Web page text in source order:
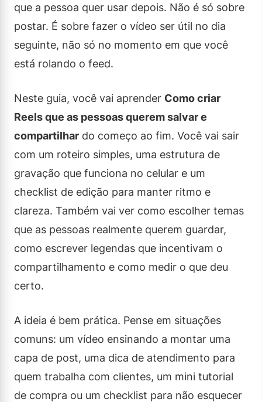
que a pessoa quer usar depois. Não é só sobre
postar. É sobre fazer o vídeo ser útil no dia
seguinte, não só no momento em que você
está rolando o feed.
Neste guia, você vai aprender Como criar
Reels que as pessoas querem salvar e
compartilhar do começo ao fim. Você vai sair
com um roteiro simples, uma estrutura de
gravação que funciona no celular e um
checklist de edição para manter ritmo e
clareza. Também vai ver como escolher temas
que as pessoas realmente querem guardar,
como escrever legendas que incentivam o
compartilhamento e como medir o que deu
certo.
A ideia é bem prática. Pense em situações
comuns: um vídeo ensinando a montar uma
capa de post, uma dica de atendimento para
quem trabalha com clientes, um mini tutorial
de compra ou um checklist para não esquecer